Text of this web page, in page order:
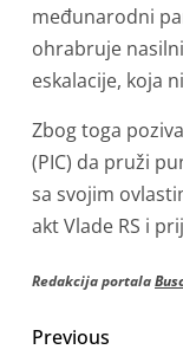
međunarodni
ohrabruje
eskalacije, koja
Zbog toga
(PIC) da pruži
sa svojim
akt Vlade RS i
Redakcija portala
Previous